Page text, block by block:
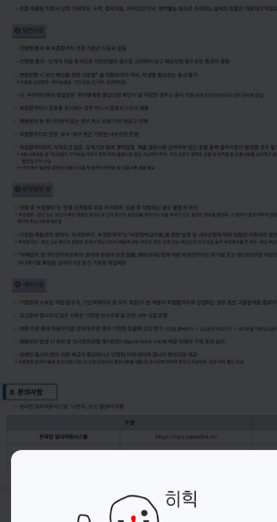
- 접수기간 : 26.07.08.(수) ~ 26.07.23.(목) 15시 까지